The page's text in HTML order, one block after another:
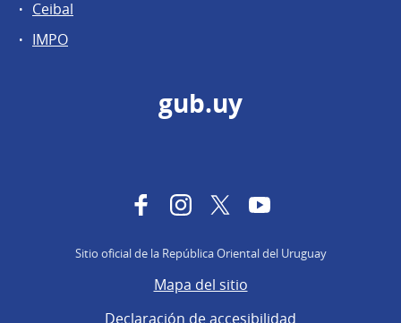
Ceibal
IMPO
gub.uy
FacebookInstagram
TwitterYouTube
Sitio oficial de la República Oriental del Uruguay
Mapa del sitio
Declaración de accesibilidad